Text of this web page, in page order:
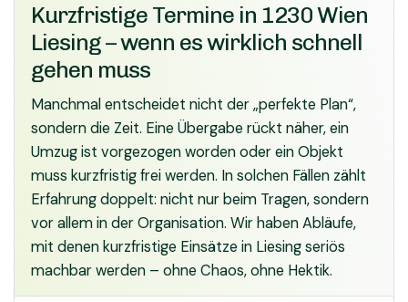
Kurzfristige Termine in 1230 Wien
Liesing – wenn es wirklich schnell
gehen muss
Manchmal entscheidet nicht der „perfekte Plan“,
sondern die Zeit. Eine Übergabe rückt näher, ein
Umzug ist vorgezogen worden oder ein Objekt
muss kurzfristig frei werden. In solchen Fällen zählt
Erfahrung doppelt: nicht nur beim Tragen, sondern
vor allem in der Organisation. Wir haben Abläufe,
mit denen kurzfristige Einsätze in Liesing seriös
machbar werden – ohne Chaos, ohne Hektik.